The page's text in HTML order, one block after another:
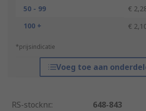
50 - 99
€
100 +
€
*prijsindicatie
Voeg toe aan
RS-stocknr.:
648-843